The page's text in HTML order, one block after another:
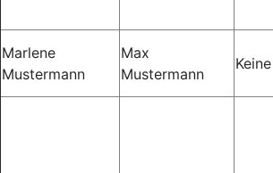
Marlene
Mustermann
Max
Mustermann